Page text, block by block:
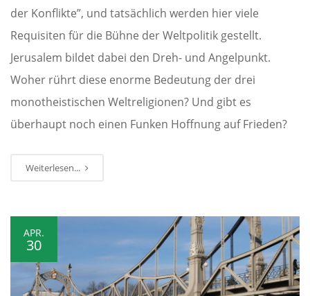
der Konflikte”, und tatsächlich werden hier viele
Requisiten für die Bühne der Weltpolitik gestellt.
Jerusalem bildet dabei den Dreh- und Angelpunkt.
Woher rührt diese enorme Bedeutung der drei
monotheistischen Weltreligionen? Und gibt es
überhaupt noch einen Funken Hoffnung auf Frieden?
Weiterlesen...
APR.
30